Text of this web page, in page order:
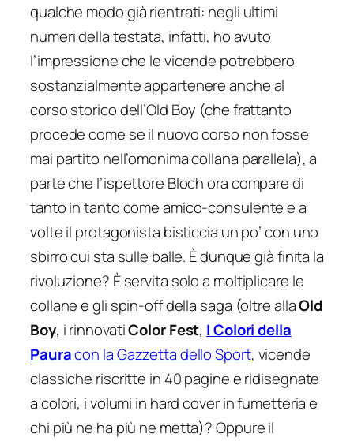
qualche modo già rientrati: negli ultimi
numeri della testata, infatti, ho avuto
l’impressione che le vicende potrebbero
sostanzialmente appartenere anche al
corso storico dell’Old Boy (che frattanto
procede come se il nuovo corso non fosse
mai partito nell’omonima collana parallela), a
parte che l’ispettore Bloch ora compare di
tanto in tanto come amico-consulente e a
volte il protagonista bisticcia un po’ con uno
sbirro cui sta sulle balle. È dunque già finita la
rivoluzione? È servita solo a moltiplicare le
collane e gli spin-off della saga (oltre allaOld
Boy, i rinnovatiColor Fest, I Colori della
Pauracon la Gazzetta dello Sport, vicende
classiche riscritte in 40 pagine e ridisegnate
a colori, i volumi in hard cover in fumetteria e
chi più ne ha più ne metta)? Oppure il